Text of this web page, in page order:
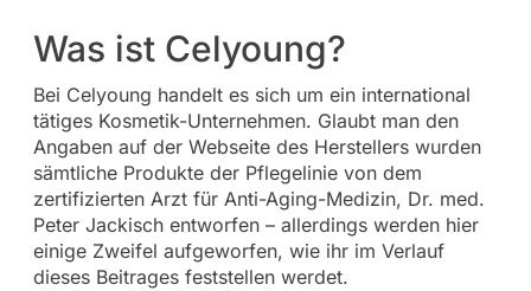
Was ist Celyoung?
Bei Celyoung handelt es sich um ein international
tätiges Kosmetik-Unternehmen. Glaubt man den
Angaben auf der Webseite des Herstellers wurden
sämtliche Produkte der Pflegelinie von dem
zertifizierten Arzt für Anti-Aging-Medizin, Dr. med.
Peter Jackisch entworfen – allerdings werden hier
einige Zweifel aufgeworfen, wie ihr im Verlauf
dieses Beitrages feststellen werdet.